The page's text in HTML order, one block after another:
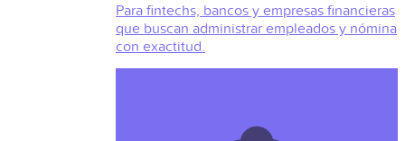
Para fintechs, bancos y empresas financieras
que buscan administrar empleados y nómina
con exactitud.